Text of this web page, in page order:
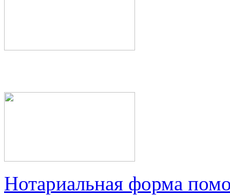
Нотариальная форма